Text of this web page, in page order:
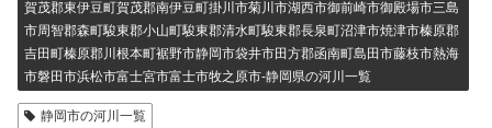
賀茂郡東伊豆町賀茂郡南伊豆町掛川市菊川市湖西市御前崎市御殿場市三島
市周智郡森町駿東郡小山町駿東郡清水町駿東郡長泉町沼津市焼津市榛原郡
吉田町榛原郡川根本町裾野市静岡市袋井市田方郡函南町島田市藤枝市熱海
市磐田市浜松市富士宮市富士市牧之原市-静岡県の河川一覧
静岡市の河川一覧